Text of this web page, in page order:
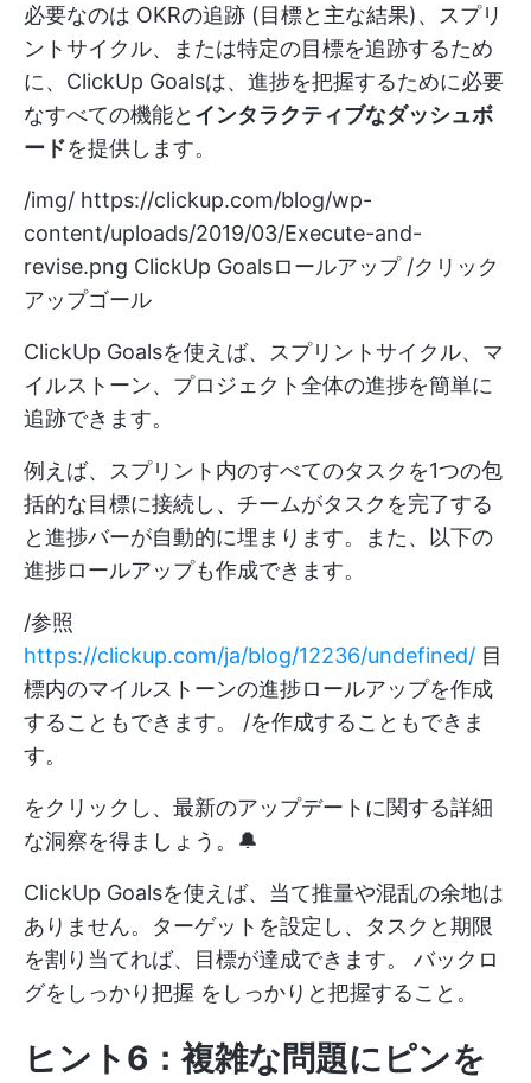
必要なのは OKRの追跡 (目標と主な結果)、スプリ
ントサイクル、または特定の目標を追跡するため
に、ClickUp Goalsは、進捗を把握するために必要
なすべての機能と インタラクティブなダッシュボ
ードを提供します。
/img/ https://clickup.com/blog/wp-
content/uploads/2019/03/Execute-and-
revise.png ClickUp Goalsロールアップ /クリック
アップゴール
ClickUp Goalsを使えば、スプリントサイクル、マ
イルストーン、プロジェクト全体の進捗を簡単に
追跡できます。
例えば、スプリント内のすべてのタスクを1つの包
括的な目標に接続し、チームがタスクを完了する
と進捗バーが自動的に埋まります。また、以下の
進捗ロールアップも作成できます。
/参照
https://clickup.com/ja/blog/12236/undefined/ 目
標内のマイルストーンの進捗ロールアップを作成
することもできます。 /を作成することもできま
す。
をクリックし、最新のアップデートに関する詳細
な洞察を得ましょう。🔔
ClickUp Goalsを使えば、当て推量や混乱の余地は
ありません。ターゲットを設定し、タスクと期限
を割り当てれば、目標が達成できます。 バックロ
グをしっかり把握 をしっかりと把握すること。
ヒント6：複雑な問題にピンを